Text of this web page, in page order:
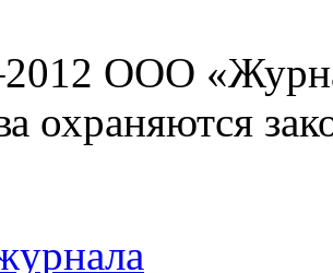
ООО
охраняются